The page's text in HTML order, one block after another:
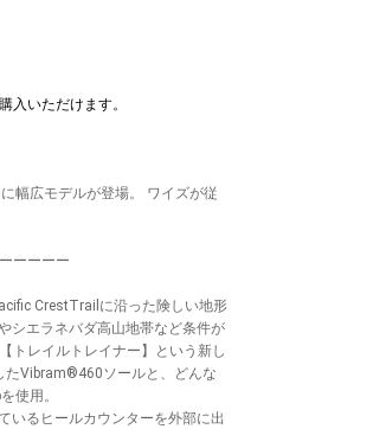
入いただけます。
幅広モデルが登場。 ワイズが従
ーーーー
CrestTrailに沿った険しい地形
シエラネバダ高山地帯など条件が
トレイルトレイナー】という新し
たVibram®460ソールと、どんな
使用。
いるヒールカウンターを外部に出